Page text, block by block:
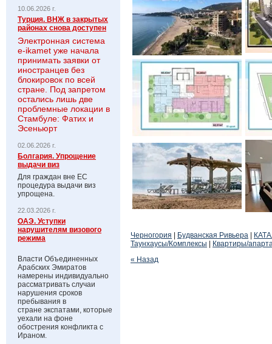
10.06.2026 г.
Турция. ВНЖ в закрытых
районах снова доступен
Электронная система
e-ikamet уже начала
принимать заявки от
иностранцев без
блокировок по всей
стране. Под запретом
остались лишь две
проблемные локации в
Стамбуле: Фатих и
Эсеньюрт
02.06.2026 г.
Болгария. Упрощение
выдачи виз
Для граждан вне ЕС
процедура выдачи виз
упрощена.
22.03.2026 г.
ОАЭ. Уступки
нарушителям визового
режима
Власти Объединенных
Арабских Эмиратов
намерены индивидуально
рассматривать случаи
нарушения сроков
пребывания в
стране экспатами, которые
уехали на фоне
обострения конфликта с
Ираном.
Черногория Будванская Ривьера
Таунхаусы/Комплексы
Квартиры/
« Назад